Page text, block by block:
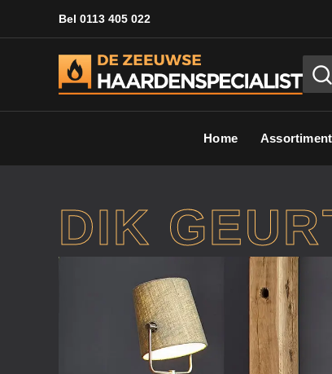
Bel 0113 405 022
Home Assortiment
DIK